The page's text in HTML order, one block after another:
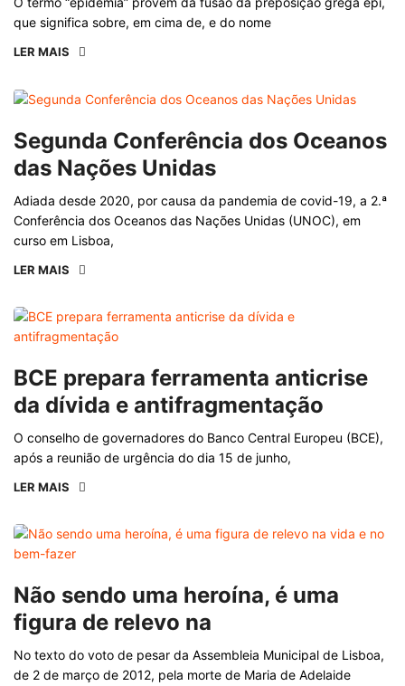
que significa sobre, em cima de, e do nome
LER MAIS
Segunda Conferência dos Oceanos
das Nações Unidas
Adiada desde 2020, por causa da pandemia de covid-19, a 2.ª
Conferência dos Oceanos das Nações Unidas (UNOC), em
curso em Lisboa,
LER MAIS
BCE prepara ferramenta anticrise
da dívida e antifragmentação
O conselho de governadores do Banco Central Europeu (BCE),
após a reunião de urgência do dia 15 de junho,
LER MAIS
Não sendo uma heroína, é uma
figura de relevo na
No texto do voto de pesar da Assembleia Municipal de Lisboa,
de 2 de março de 2012, pela morte de Maria de Adelaide